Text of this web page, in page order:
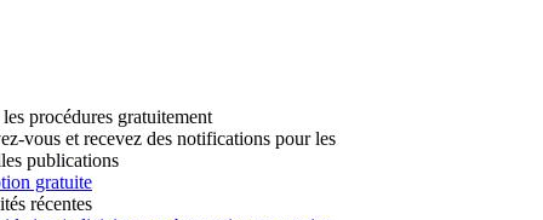
procédures gratuitement
vous et recevez des notifications pour les
publications
gratuite
récentes